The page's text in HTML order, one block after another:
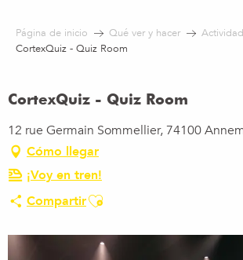
contenu
Página de inicio Qué ver y hacer
CortexQuiz - Quiz Room
CortexQuiz - Quiz Room
12 rue Germain Sommellier, 74100
Cómo llegar
¡Voy en tren!
CompartirAjouter aux favoris